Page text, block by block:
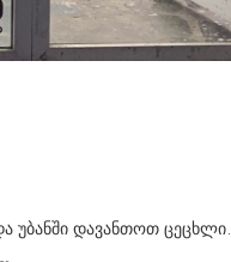
უბანში დავანთოთ ცეცხლი.